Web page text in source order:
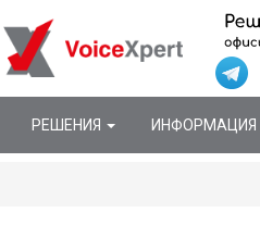
РЕШЕНИЯ ИНФОРМАЦИЯ